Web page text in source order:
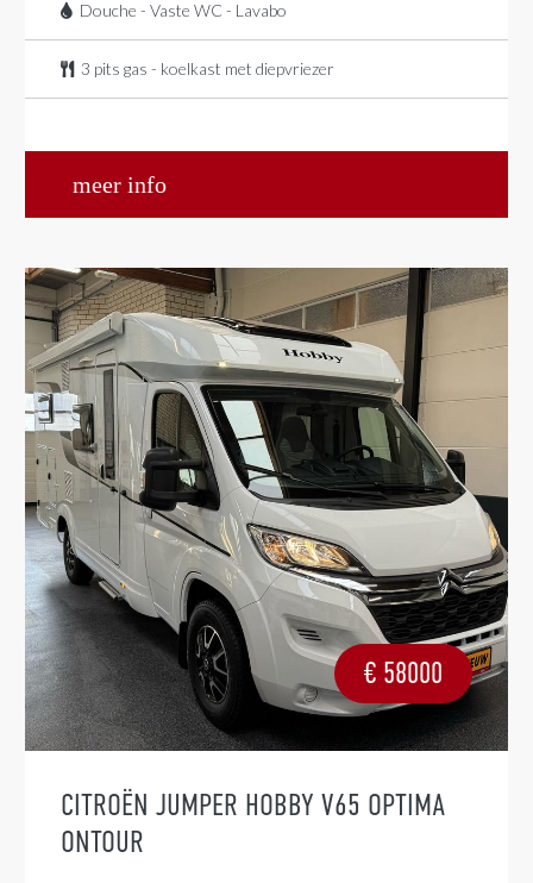
Douche - Vaste WC - Lavabo
3 pits gas - koelkast met diepvriezer
meer info
€ 58000
CITROËN JUMPER HOBBY V65 OPTIMA
ONTOUR